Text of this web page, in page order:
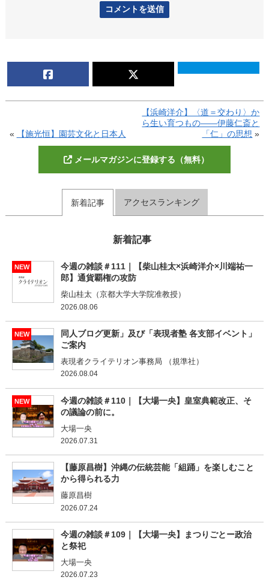
« 【施光恒】園芸文化と日本人
【浜崎洋介】〈道＝交わり〉か
ら生い育つもの――伊藤仁斎と
「仁」の思想 »
メールマガジンに登録する（無料）
新着記事 アクセスランキング
新着記事
NEW
今週の雑談＃111｜【柴山桂太×浜崎洋介×川端祐一
郎】通貨覇権の攻防
柴山桂太（京都大学大学院准教授）
2026.08.06
NEW
同人ブログ更新」及び「表現者塾 各支部イベント」
ご案内
表現者クライテリオン事務局 （規準社）
2026.08.04
NEW
今週の雑談＃110｜【大場一央】皇室典範改正、そ
の議論の前に。
大場一央
2026.07.31
【藤原昌樹】沖縄の伝統芸能「組踊」を楽しむこと
から得られる力
藤原昌樹
2026.07.24
今週の雑談＃109｜【大場一央】まつりごとー政治
と祭祀
大場一央
2026.07.23